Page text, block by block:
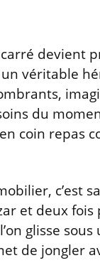
devient
véritable
du
coin repas
c’est
et deux
glisse
de jongler